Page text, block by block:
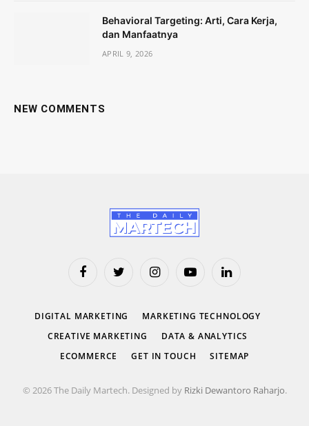
Behavioral Targeting: Arti, Cara Kerja,
dan Manfaatnya
APRIL 9, 2026
NEW COMMENTS
FacebookTwitter InstagramYouTubeLinkedIn
DIGITAL MARKETING
MARKETING TECHNOLOGY
CREATIVE MARKETING
DATA & ANALYTICS
ECOMMERCE
GET IN TOUCH SITEMAP
© 2026 The Daily Martech. Designed by Rizki Dewantoro Raharjo.